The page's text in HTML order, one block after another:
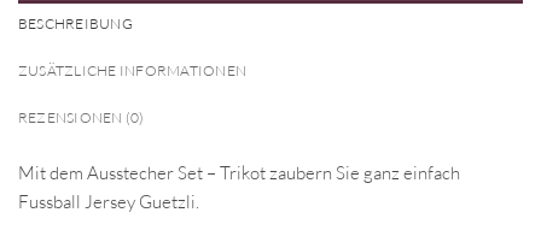
BESCHREIBUNG
ZUSÄTZLICHE INFORMATIONEN
REZENSIONEN (0)
Mit dem Ausstecher Set – Trikot zaubern Sie ganz einfach
Fussball Jersey Guetzli.